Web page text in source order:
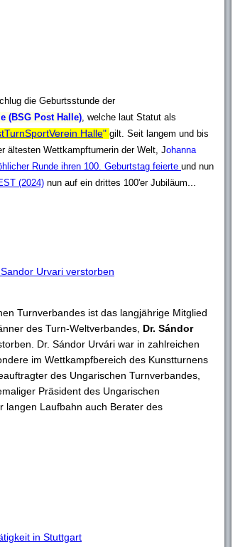
die Geburtsstunde der
(BSG Post Halle), welche laut Statut als
Halle" gilt. Seit langem und bis
ältesten Wettkampfturnerin der Welt, Johanna
Runde ihren 100. Geburtstag feierte und nun
(2024) nun auf ein drittes 100'er Jubiläum
Urvari verstorben
Turnverbandes ist das langjährige Mitglied
des Turn-Weltverbandes, Dr. Sándor
Dr. Sándor Urvári war in zahlreichen
im Wettkampfbereich des Kunstturnens
des Ungarischen Turnverbandes,
Präsident des Ungarischen
langen Laufbahn auch Berater des
in Stuttgart